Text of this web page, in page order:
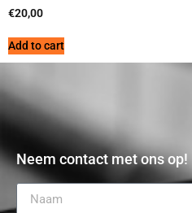
€20,00
Add to cart
Neem contact met ons op!